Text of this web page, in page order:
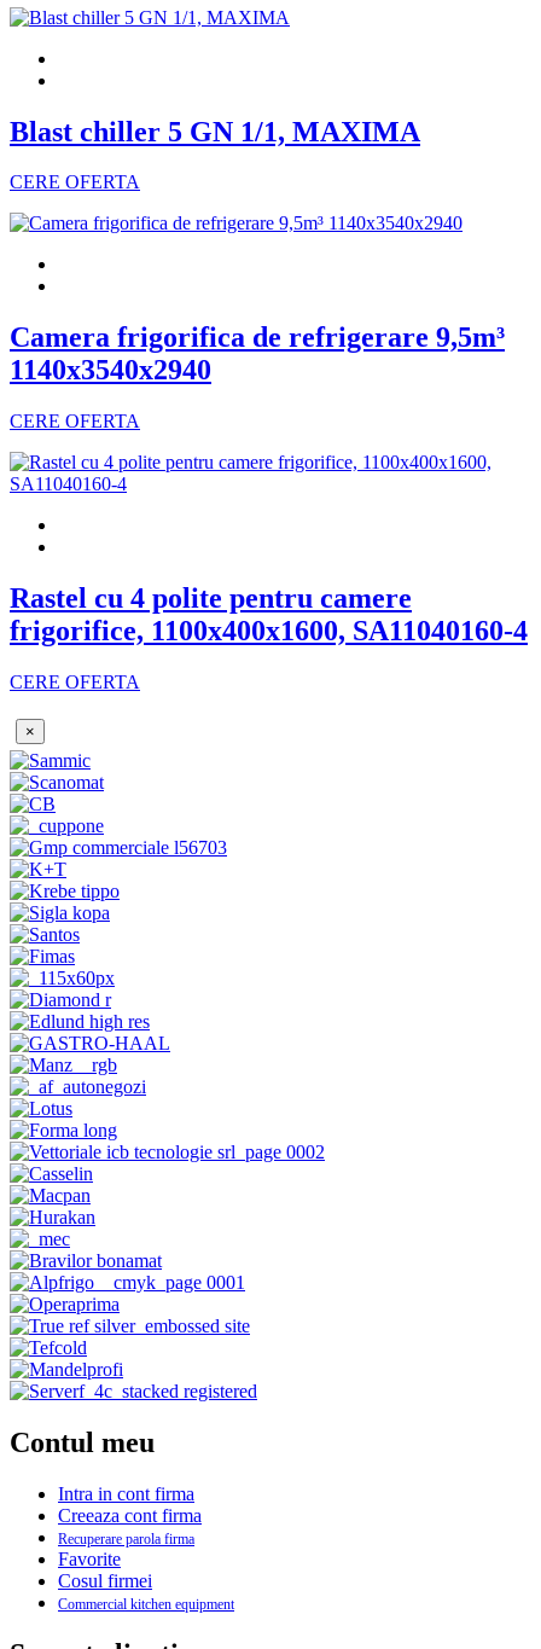
Blast chiller 5 GN 1/1, MAXIMA
CERE OFERTA
Camera frigorifica de refrigerare 9,5m³
1140x3540x2940
CERE OFERTA
Rastel cu 4 polite pentru camere
frigorifice, 1100x400x1600, SA11040160-4
CERE OFERTA
×
Contul meu
Intra in cont firma
Creeaza cont firma
Recuperare parola firma
Favorite
Cosul firmei
Commercial kitchen equipment